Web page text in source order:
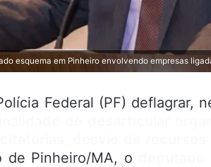
esquema em Pinheiro envolvendo empresas
Federal (PF) deflagrar,
de Pinheiro/MA, o